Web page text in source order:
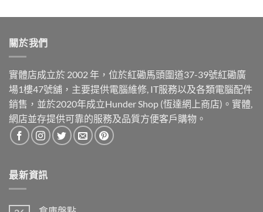
關於我們
實體店成立於 2002 年，位於紅磡馬頭圍道37-39號紅磡廣
場1樓47號舖，主要提供電腦維修, IT服務以及各類電腦配件
銷售，並於2020年成立Hunder Shop (恆達網上商店)。實體,
網店並存提供可靠的服務及品質方便客戶購物。
最新資訊